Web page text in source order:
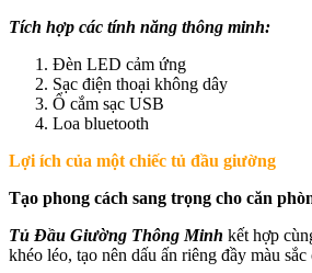
Tích hợp các tính năng thông minh:
Đèn LED cảm ứng
Sạc điện thoại không dây
Ổ cắm sạc USB
Loa bluetooth
Lợi ích của một chiếc tủ đầu giường
Tạo phong cách sang trọng cho căn
Tủ Đầu Giường Thông Minh kết hợp
khéo léo, tạo nên dấu ấn riêng đầy màu